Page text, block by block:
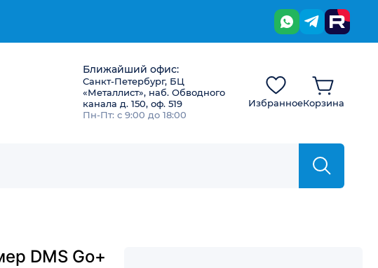
Ближайший офис:
Санкт-Петербург, БЦ
«Металлист», наб. Обводного
канала д. 150, оф. 519
Пн-Пт: с 9:00 до 18:00
ИзбранноеКорзина
DMS Go+